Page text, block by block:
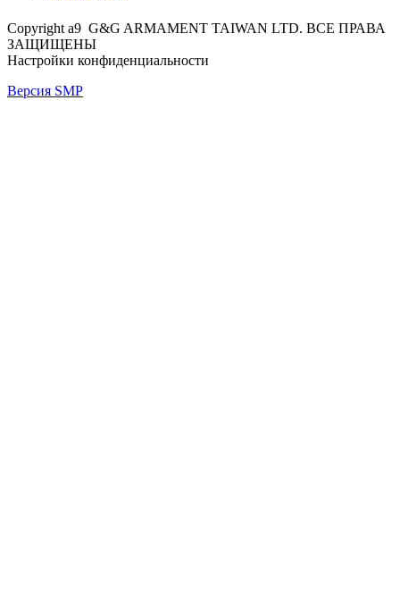
Copyright a9 G&G ARMAMENT TAIWAN LTD. ВСЕ ПРАВА
ЗАЩИЩЕНЫ
Настройки конфиденциальности
Версия SMP